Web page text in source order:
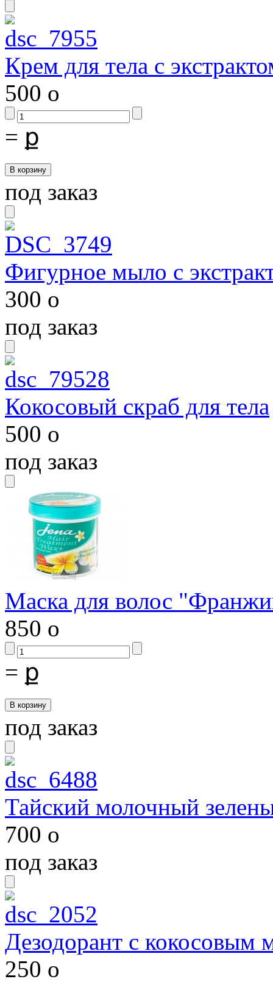
Крем для тела с
500 o
= ք
под заказ
Фигурное мыло с
300 o
под заказ
Кокосовый скраб для тела
500 o
под заказ
Маска для волос
850 o
= ք
под заказ
Тайский молочный
700 o
под заказ
Дезодорант с кокосовым
250 o